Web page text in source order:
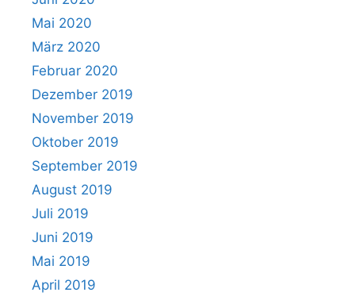
Mai 2020
März 2020
Februar 2020
Dezember 2019
November 2019
Oktober 2019
September 2019
August 2019
Juli 2019
Juni 2019
Mai 2019
April 2019